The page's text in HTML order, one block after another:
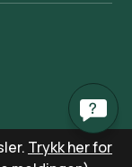
Trykk her for